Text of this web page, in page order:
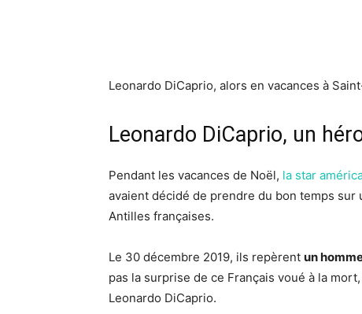
Leonardo DiCaprio, alors en vacances à
Leonardo DiCaprio, un
Pendant les vacances de Noël, la star
avaient décidé de prendre du bon temps sur
Antilles françaises.
Le 30 décembre 2019, ils repèrent un
pas la surprise de ce Français voué à la
Leonardo DiCaprio.